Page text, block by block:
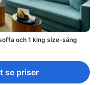
och 1 king size-säng
se priser